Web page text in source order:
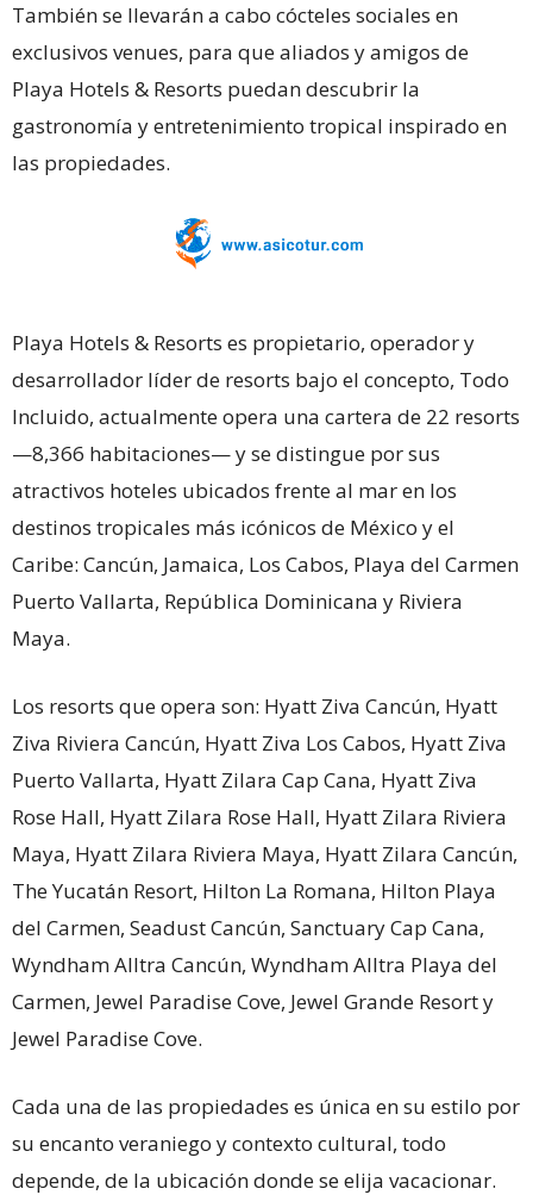
También se llevarán a cabo cócteles sociales en
exclusivos venues, para que aliados y amigos de
Playa Hotels & Resorts puedan descubrir la
gastronomía y entretenimiento tropical inspirado en
las propiedades.
Playa Hotels & Resorts es propietario, operador y
desarrollador líder de resorts bajo el concepto, Todo
Incluido, actualmente opera una cartera de 22 resorts
—8,366 habitaciones— y se distingue por sus
atractivos hoteles ubicados frente al mar en los
destinos tropicales más icónicos de México y el
Caribe: Cancún, Jamaica, Los Cabos, Playa del Carmen
Puerto Vallarta, República Dominicana y Riviera
Maya.
Los resorts que opera son: Hyatt Ziva Cancún, Hyatt
Ziva Riviera Cancún, Hyatt Ziva Los Cabos, Hyatt Ziva
Puerto Vallarta, Hyatt Zilara Cap Cana, Hyatt Ziva
Rose Hall, Hyatt Zilara Rose Hall, Hyatt Zilara Riviera
Maya, Hyatt Zilara Riviera Maya, Hyatt Zilara Cancún,
The Yucatán Resort, Hilton La Romana, Hilton Playa
del Carmen, Seadust Cancún, Sanctuary Cap Cana,
Wyndham Alltra Cancún, Wyndham Alltra Playa del
Carmen, Jewel Paradise Cove, Jewel Grande Resort y
Jewel Paradise Cove.
Cada una de las propiedades es única en su estilo por
su encanto veraniego y contexto cultural, todo
depende, de la ubicación donde se elija vacacionar.